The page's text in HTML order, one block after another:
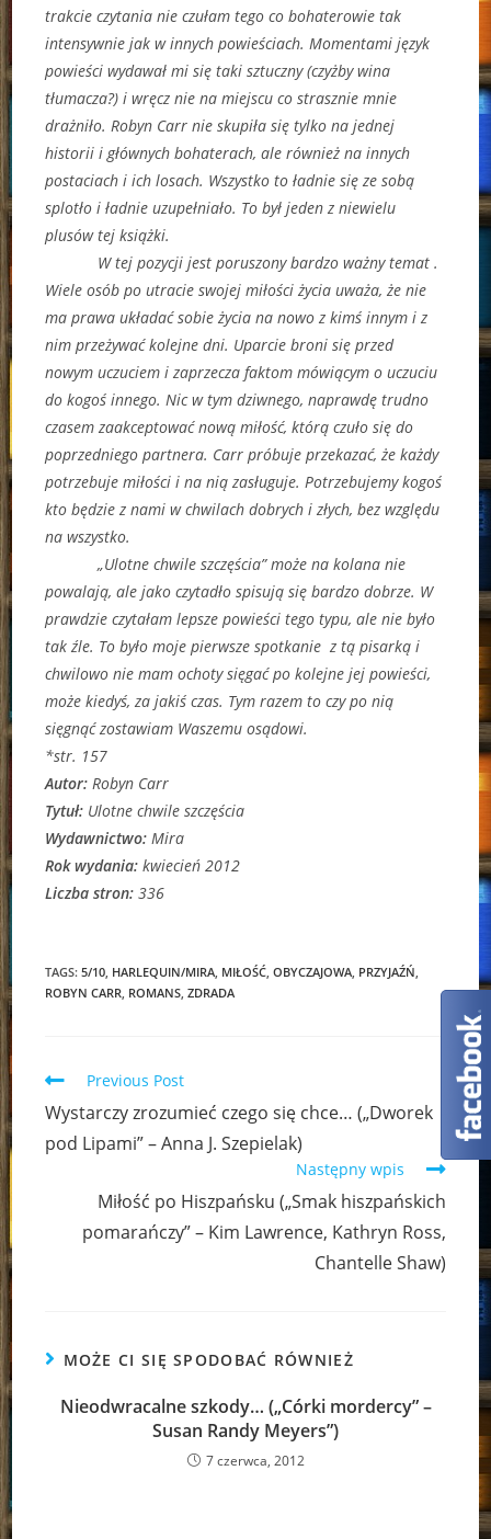
trakcie czytania nie czułam tego co bohaterowie tak
intensywnie jak w innych powieściach. Momentami język
powieści wydawał mi się taki sztuczny (czyżby wina
tłumacza?) i wręcz nie na miejscu co strasznie mnie
drażniło. Robyn Carr nie skupiła się tylko na jednej
historii i głównych bohaterach, ale również na innych
postaciach i ich losach. Wszystko to ładnie się ze sobą
splotło i ładnie uzupełniało. To był jeden z niewielu
plusów tej książki.
W tej pozycji jest poruszony bardzo ważny temat .
Wiele osób po utracie swojej miłości życia uważa, że nie
ma prawa układać sobie życia na nowo z kimś innym i z
nim przeżywać kolejne dni. Uparcie broni się przed
nowym uczuciem i zaprzecza faktom mówiącym o uczuciu
do kogoś innego. Nic w tym dziwnego, naprawdę trudno
czasem zaakceptować nową miłość, którą czuło się do
poprzedniego partnera. Carr próbuje przekazać, że każdy
potrzebuje miłości i na nią zasługuje. Potrzebujemy kogoś
kto będzie z nami w chwilach dobrych i złych, bez względu
na wszystko.
„Ulotne chwile szczęścia” może na kolana nie
powalają, ale jako czytadło spisują się bardzo dobrze. W
prawdzie czytałam lepsze powieści tego typu, ale nie było
tak źle. To było moje pierwsze spotkanie z tą pisarką i
chwilowo nie mam ochoty sięgać po kolejne jej powieści,
może kiedyś, za jakiś czas. Tym razem to czy po nią
sięgnąć zostawiam Waszemu osądowi.
*str. 157
Autor: Robyn Carr
Tytuł: Ulotne chwile szczęścia
Wydawnictwo: Mira
Rok wydania:kwiecień 2012
Liczba stron:336
TAGS:5/10 HARLEQUIN/MIRA MIŁOŚĆ OBYCZAJOWA PRZYJAŹŃ
ROBYN CARR ROMANS ZDRADA
Read
articles
Previous Post
Wystarczy zrozumieć czego się chce… („Dworek
pod Lipami” – Anna J. Szepielak)
Następny wpis
Miłość po Hiszpańsku („Smak hiszpańskich
pomarańczy” – Kim Lawrence, Kathryn Ross,
Chantelle Shaw)
MOŻE CI SIĘ SPODOBAĆ RÓWNIEŻ
Nieodwracalne szkody… („Córki mordercy” –
Susan Randy Meyers”)
7 czerwca, 2012